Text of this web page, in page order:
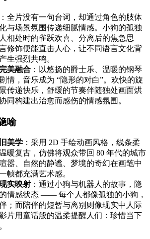
：全片没有一句台词，却通过角色的肢体
与场景氛围传递细腻情感。小狗的孤独
相处时的雀跃欢喜、分离后的焦急思
修饰便能直击人心，让不同语言文化背
生强烈共鸣。
美融合 ：以悠扬的爵士乐、温暖的钢琴
情，音乐成为 “隐形的对白”。欢快的旋
传递快乐，舒缓的节奏伴随独处画面烘
同构建出治愈而感伤的情感氛围。
喻
美学 ：采用 2D 手绘动画风格，线条柔
暖复古，仿佛将观众带回 80 年代的城市
嚣、自然的静谧、梦境的奇幻在画笔中
帧都充满艺术感。
实映射 ：通过小狗与机器人的故事，隐
情感状态 —— 每个人都像孤独的小狗，
；而陪伴的短暂与离别则像现实中人际
片用童话般的温柔提醒人们：珍惜当下